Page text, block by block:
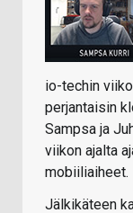
io-techin
perjantaisin
Sampsa ja
viikon ajalta
mobiiliaiheet.
Jälkikäteen